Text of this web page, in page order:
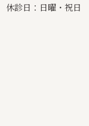
休診日：日曜・祝日